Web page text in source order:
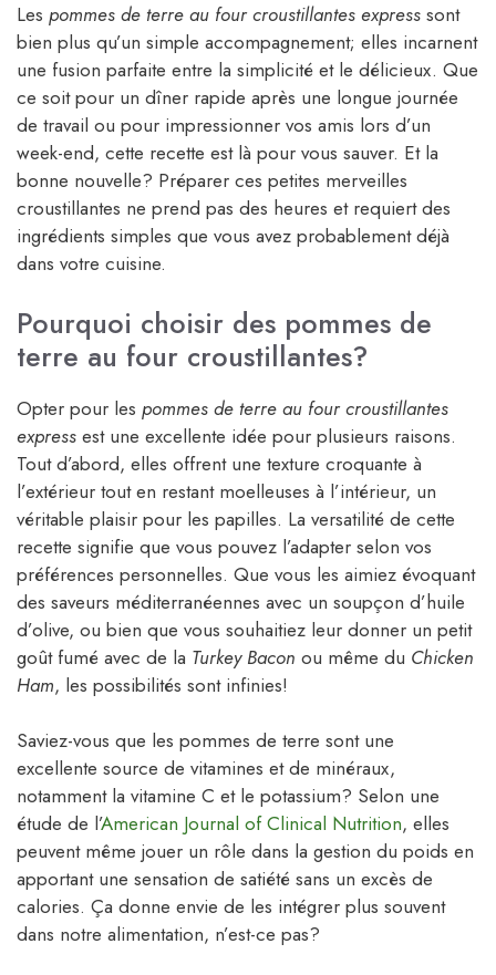
Les pommes de terre au four croustillantes express sont
bien plus qu’un simple accompagnement; elles incarnent
une fusion parfaite entre la simplicité et le délicieux. Que
ce soit pour un dîner rapide après une longue journée
de travail ou pour impressionner vos amis lors d’un
week-end, cette recette est là pour vous sauver. Et la
bonne nouvelle? Préparer ces petites merveilles
croustillantes ne prend pas des heures et requiert des
ingrédients simples que vous avez probablement déjà
dans votre cuisine.
Pourquoi choisir des pommes de
terre au four croustillantes?
Opter pour les pommes de terre au four croustillantes
express est une excellente idée pour plusieurs raisons.
Tout d’abord, elles offrent une texture croquante à
l’extérieur tout en restant moelleuses à l’intérieur, un
véritable plaisir pour les papilles. La versatilité de cette
recette signifie que vous pouvez l’adapter selon vos
préférences personnelles. Que vous les aimiez évoquant
des saveurs méditerranéennes avec un soupçon d’huile
d’olive, ou bien que vous souhaitiez leur donner un petit
goût fumé avec de la Turkey Bacon ou même du Chicken
Ham, les possibilités sont infinies!
Saviez-vous que les pommes de terre sont une
excellente source de vitamines et de minéraux,
notamment la vitamine C et le potassium? Selon une
étude de l’American Journal of Clinical Nutrition, elles
peuvent même jouer un rôle dans la gestion du poids en
apportant une sensation de satiété sans un excès de
calories. Ça donne envie de les intégrer plus souvent
dans notre alimentation, n’est-ce pas?